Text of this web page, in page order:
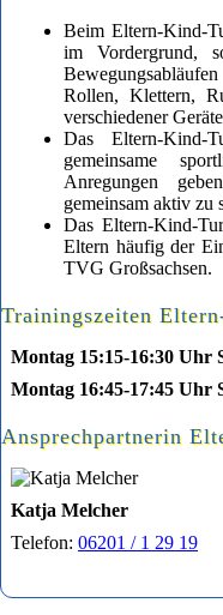
Beim Eltern-Kind-
im Vordergrund,
Rollen, Klettern,
verschiedener
Das Eltern-
gemeinsame
Anregungen
gemeinsam aktiv zu
Das Eltern-Kind-
Eltern häufig der
TVG Großsachsen.
Trainingszeiten
Montag 15:15-16:30 Uhr
Montag 16:45-17:45 Uhr
Ansprechpartnerin
Katja Melcher
Telefon: 06201 / 1 29 19